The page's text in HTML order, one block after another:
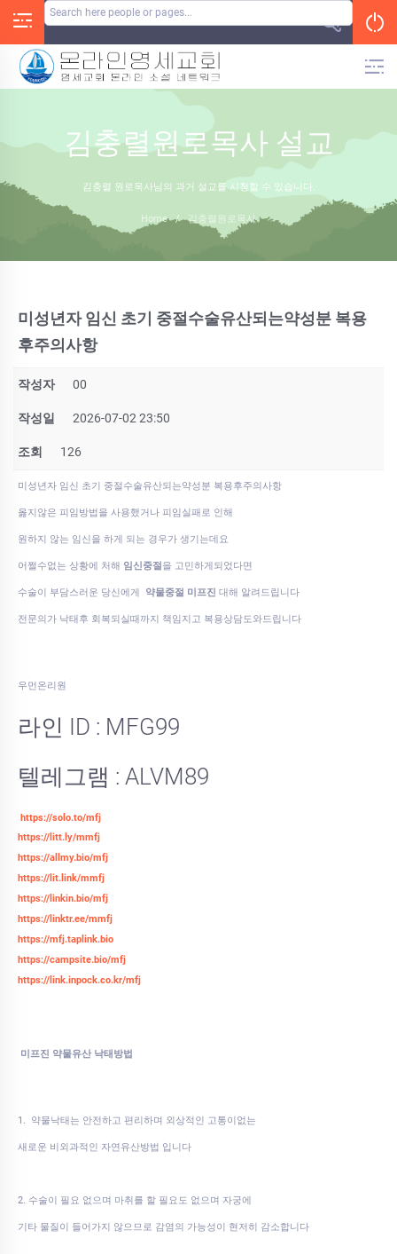
김충렬원로목사 설교
김충렬 원로목사님의 과거 설교를 시청할 수 있습니다.
Home / 김충렬원로목사
미성년자 임신 초기 중절수술유산되는약성분 복용
후주의사항
작성자 00
작성일 2026-07-02 23:50
조회 126
미성년자 임신 초기 중절수술유산되는약성분 복용후주의사항
옳지않은 피임방법을 사용했거나 피임실패로 인해
원하지 않는 임신을 하게 되는 경우가 생기는데요
어쩔수없는 상황에 처해 임신중절을 고민하게되었다면
수술이 부담스러운 당신에게 약물중절 미프진 대해 알려드립니다
전문의가 낙태후 회복되실때까지 책임지고 복용상담도와드립니다
우먼온리원
라인 ID : MFG99
텔레그램 : ALVM89
https://solo.to/mfj
https://litt.ly/mmfj
https://allmy.bio/mfj
https://lit.link/mmfj
https://linkin.bio/mfj
https://linktr.ee/mmfj
https://mfj.taplink.bio
https://campsite.bio/mfj
https://link.inpock.co.kr/mfj
미프진 약물유산 낙태방법
1. 약물낙태는 안전하고 편리하며 외상적인 고통이없는
새로운 비외과적인 자연유산방법 입니다
2. 수술이 필요 없으며 마취를 할 필요도 없으며 자궁에
기타 물질이 들어가지 않으므로 감염의 가능성이 현저히 감소합니다